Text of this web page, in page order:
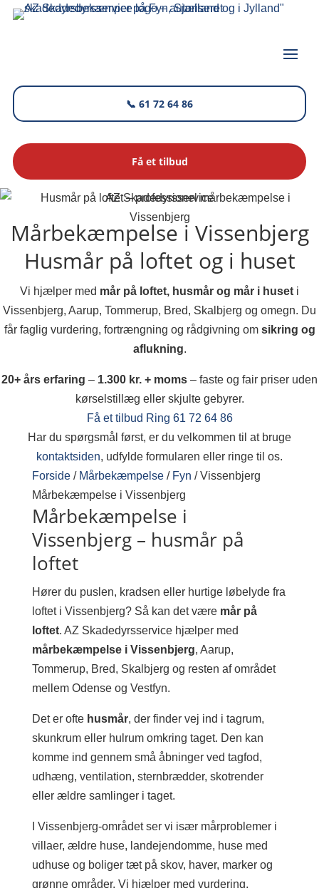
📞 61 72 64 86
Få et tilbud
AZ Skadedyrsservice
Mårbekæmpelse i Vissenbjerg
Husmår på loftet og i huset
Vi hjælper med mår på loftet, husmår og mår i huset i
Vissenbjerg, Aarup, Tommerup, Bred, Skalbjerg og omegn. Du
får faglig vurdering, fortrængning og rådgivning om sikring og
aflukning.
20+ års erfaring – 1.300 kr. + moms – faste og fair priser uden
kørselstillæg eller skjulte gebyrer.
Få et tilbud Ring 61 72 64 86
Har du spørgsmål først, er du velkommen til at bruge
kontaktsiden, udfylde formularen eller ringe til os.
Forside / Mårbekæmpelse / Fyn / Vissenbjerg
Mårbekæmpelse i Vissenbjerg
Mårbekæmpelse i
Vissenbjerg – husmår på
loftet
Hører du puslen, kradsen eller hurtige løbelyde fra
loftet i Vissenbjerg? Så kan det være mår på
loftet. AZ Skadedyrsservice hjælper med
mårbekæmpelse i Vissenbjerg, Aarup,
Tommerup, Bred, Skalbjerg og resten af området
mellem Odense og Vestfyn.
Det er ofte husmår, der finder vej ind i tagrum,
skunkrum eller hulrum omkring taget. Den kan
komme ind gennem små åbninger ved tagfod,
udhæng, ventilation, sternbrædder, skotrender
eller ældre samlinger i taget.
I Vissenbjerg-området ser vi især mårproblemer i
villaer, ældre huse, landejendomme, huse med
udhuse og boliger tæt på skov, haver, marker og
grønne områder. Vi hjælper med vurdering,